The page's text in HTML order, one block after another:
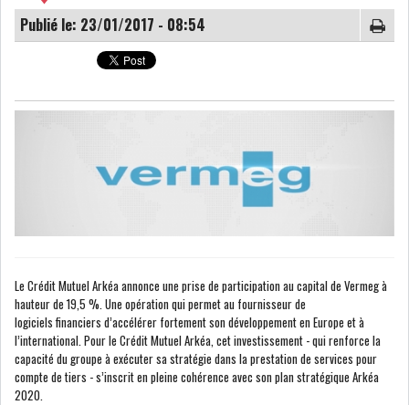
PRIVATISATION & OPV
INTERMÉDIAIRES
ANALYSE MARCHÉ
COMMUNIQUÉS DE
PRESSE
BOURSE DE TUNIS : UN BILAN
HEBDOMADAIRE...
Publié le: 23/01/2017 - 08:54
Le Crédit Mutuel Arkéa annonce une prise de participation au capital de Vermeg à
hauteur de 19,5 %. Une opération qui permet au fournisseur de
logiciels financiers d’accélérer fortement son développement en Europe et à
l’international. Pour le Crédit Mutuel Arkéa, cet investissement - qui renforce la
capacité du groupe à exécuter sa stratégie dans la prestation de services pour
compte de tiers - s’inscrit en pleine cohérence avec son plan stratégique Arkéa
2020.